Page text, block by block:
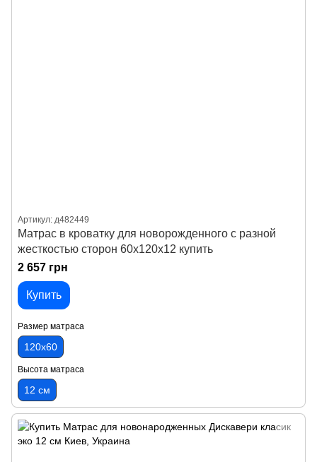
Артикул: д482449
Матрас в кроватку для новорожденного с разной
жесткостью сторон 60х120х12 купить
2 657 грн
Купить
Размер матраса
120х60
Высота матраса
12 см